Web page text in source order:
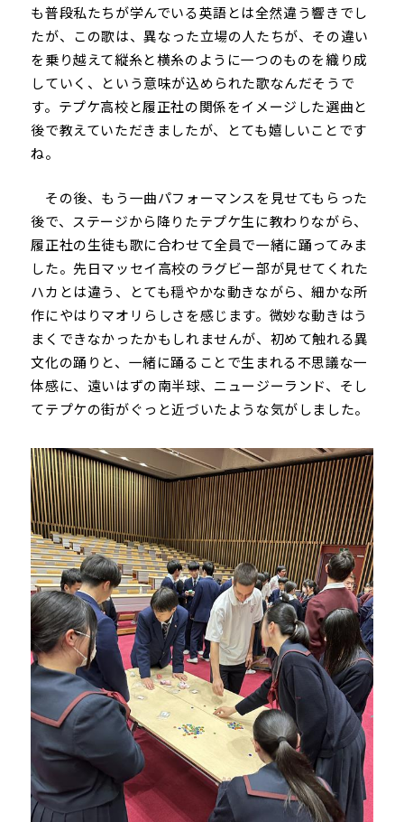
も普段私たちが学んでいる英語とは全然違う響きでし
たが、この歌は、異なった立場の人たちが、その違い
を乗り越えて縦糸と横糸のように一つのものを織り成
していく、という意味が込められた歌なんだそうで
す。テプケ高校と履正社の関係をイメージした選曲と
後で教えていただきましたが、とても嬉しいことです
ね。
その後、もう一曲パフォーマンスを見せてもらった
後で、ステージから降りたテプケ生に教わりながら、
履正社の生徒も歌に合わせて全員で一緒に踊ってみま
した。先日マッセイ高校のラグビー部が見せてくれた
ハカとは違う、とても穏やかな動きながら、細かな所
作にやはりマオリらしさを感じます。微妙な動きはう
まくできなかったかもしれませんが、初めて触れる異
文化の踊りと、一緒に踊ることで生まれる不思議な一
体感に、遠いはずの南半球、ニュージーランド、そし
てテプケの街がぐっと近づいたような気がしました。